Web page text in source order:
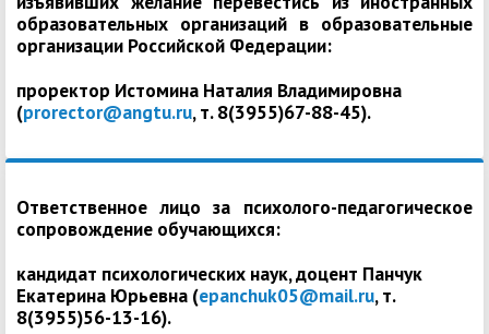
образовательных организаций в образовательные
организации Российской Федерации:
проректор Истомина Наталия Владимировна
(prorector@angtu.ru, т. 8(3955)67-88-45).
Ответственное лицо за психолого-педагогическое
сопровождение обучающихся:
кандидат психологических наук, доцент Панчук
Екатерина Юрьевна (epanchuk05@mail.ru, т.
8(3955)56-13-16).